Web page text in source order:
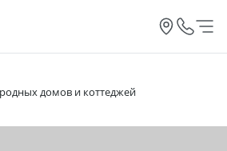
домов и коттеджей